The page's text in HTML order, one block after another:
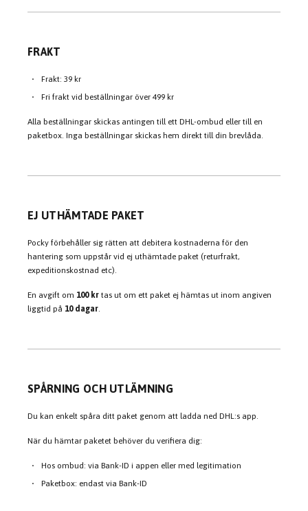
FRAKT
Frakt: 39 kr
Fri frakt vid beställningar över 499 kr
Alla beställningar skickas antingen till ett DHL-ombud eller till en
paketbox. Inga beställningar skickas hem direkt till din brevlåda.
EJ UTHÄMTADE PAKET
Pocky förbehåller sig rätten att debitera kostnaderna för den
hantering som uppstår vid ej uthämtade paket (returfrakt,
expeditionskostnad etc).
En avgift om 100 kr tas ut om ett paket ej hämtas ut inom angiven
liggtid på 10 dagar.
SPÅRNING OCH UTLÄMNING
Du kan enkelt spåra ditt paket genom att ladda ned DHL:s app.
När du hämtar paketet behöver du verifiera dig:
Hos ombud: via Bank-ID i appen eller med legitimation
Paketbox: endast via Bank-ID